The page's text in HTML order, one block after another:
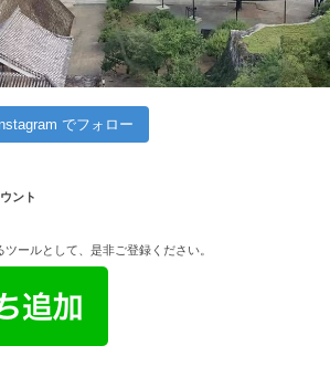
Instagram でフォロー
ント
ールとして、是非ご登録ください。